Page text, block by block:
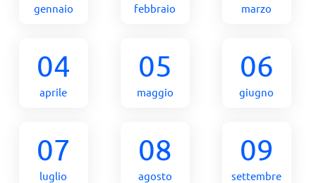
gennaio febbraio marzo
04
aprile
05
maggio
06
giugno
07
luglio
08
agosto
09
settembre